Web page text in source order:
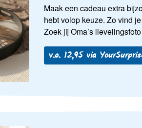
Maak een cadeau extra
hebt volop keuze. Zo vind
Zoek jij Oma’s
v.a. 12,95 via